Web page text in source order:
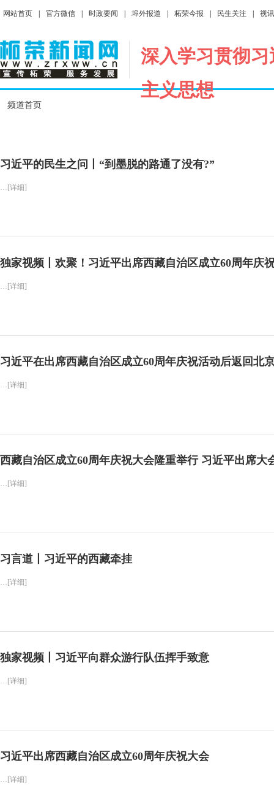
网站首页 官方微信 时政要闻 埠外报道 柘荣今报 民生关注 视
深入学习贯彻
主义思想
频道首页
习近平的民生之问丨“到墨脱的路通了没有?”
…[详细]
独家视频丨欢聚！习近平出席西藏自治区成立60周年庆
…[详细]
习近平在出席西藏自治区成立60周年庆祝活动后返回北
…[详细]
西藏自治区成立60周年庆祝大会隆重举行 习近平出席大
…[详细]
习言道丨习近平的西藏牵挂
…[详细]
独家视频丨习近平向群众游行队伍挥手致意
…[详细]
习近平出席西藏自治区成立60周年庆祝大会
…[详细]